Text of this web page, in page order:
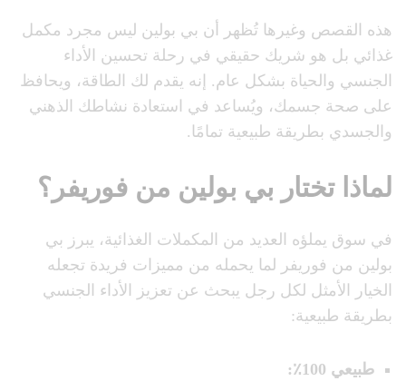
هذه القصص وغيرها تُظهر أن بي بولين ليس مجرد مكمل
غذائي بل هو شريك حقيقي في رحلة تحسين الأداء
الجنسي والحياة بشكل عام. إنه يقدم لك الطاقة، ويحافظ
على صحة جسمك، ويُساعد في استعادة نشاطك الذهني
والجسدي بطريقة طبيعية تمامًا.
لماذا تختار بي بولين من فوريفر؟
في سوق يملؤه العديد من المكملات الغذائية، يبرز بي
بولين من فوريفر لما يحمله من مميزات فريدة تجعله
الخيار الأمثل لكل رجل يبحث عن تعزيز الأداء الجنسي
بطريقة طبيعية:
طبيعي 100٪ :